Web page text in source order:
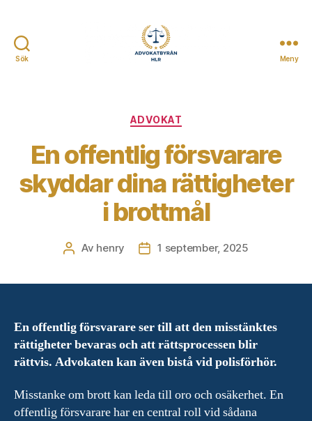
Sök Meny
Kategorier
ADVOKAT
En offentlig försvarare
skyddar dina rättigheter
i brottmål
Inläggsförfattare
Av henry Inläggsdatum
1 september, 2025
En offentlig försvarare ser till att den misstänktes
rättigheter bevaras och att rättsprocessen blir
rättvis. Advokaten kan även bistå vid polisförhör.
Misstanke om brott kan leda till oro och osäkerhet. En
offentlig försvarare har en central roll vid sådana